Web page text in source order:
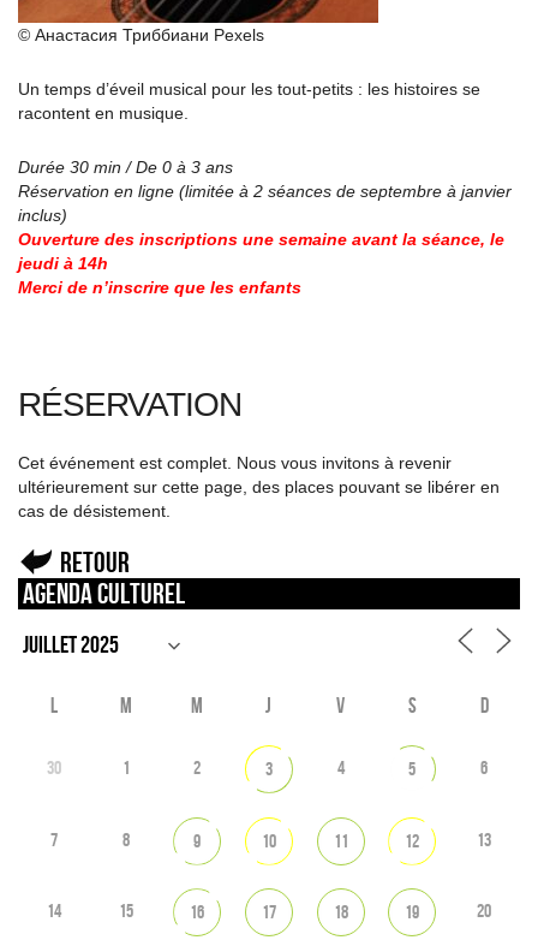
© Анастасия Триббиани Pexels
Un temps d’éveil musical pour les tout-petits : les histoires se
racontent en musique.
Durée 30 min / De 0 à 3 ans
Réservation en ligne (limitée à 2 séances de septembre à janvier
inclus)
Ouverture des inscriptions une semaine avant la séance, le
jeudi à 14h
Merci de n’inscrire que les enfants
RÉSERVATION
Cet événement est complet. Nous vous invitons à revenir
ultérieurement sur cette page, des places pouvant se libérer en
cas de désistement.
Retour
Agenda culturel
L M M J V S D
30 1 2 3 4 5 6
7 8 9 10 11 12 13
14 15 16 17 18 19 20